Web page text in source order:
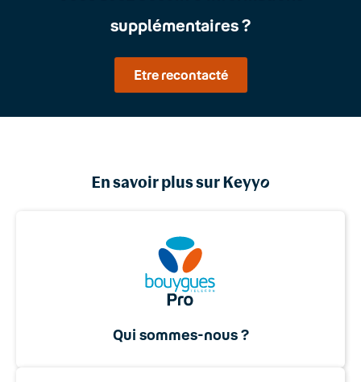
supplémentaires ?
Etre recontacté
En savoir plus sur Keyyo
Qui sommes-nous ?